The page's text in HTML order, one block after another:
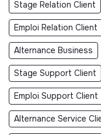
Stage Relation Client
Emploi Relation Client
Alternance Business
Stage Support Client
Emploi Support Client
Alternance Service